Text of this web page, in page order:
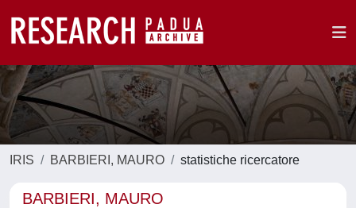
IRIS BARBIERI, MAURO statistiche ricercatore
BARBIERI, MAURO